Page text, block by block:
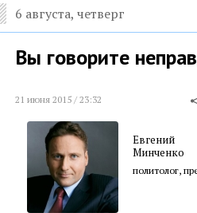
6 августа, четверг
Вы говорите
21 июня 2015 / 23:32
Евгений
Минченко
политолог,